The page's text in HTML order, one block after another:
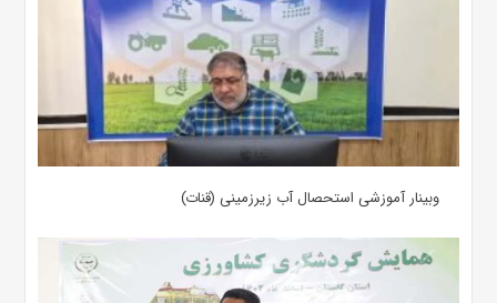
وبینار آموزشی استحصال آب زیرزمینی (قنات)